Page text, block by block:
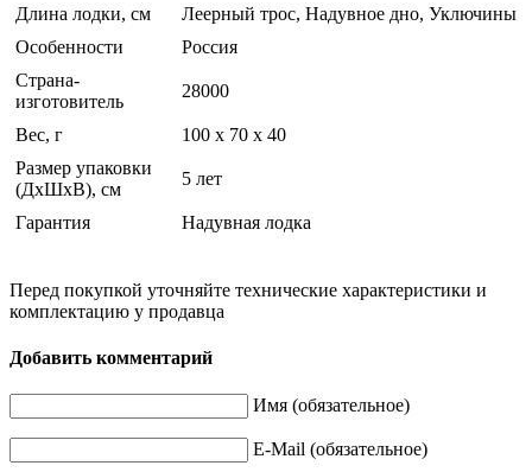
Длина лодки, см
Леерный трос, Надувное дно, Уключины
Особенности
Россия
Страна-
изготовитель
28000
Вес, г
100 x 70 x 40
Размер упаковки
(ДхШхВ), см
5 лет
Гарантия Надувная лодка
Перед покупкой уточняйте технические характеристики и
комплектацию у продавца
Добавить комментарий
Имя (обязательное)
E-Mail (обязательное)